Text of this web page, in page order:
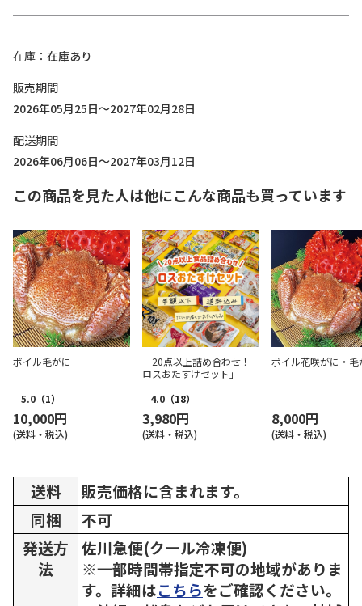
在庫
在庫あり
販売期間
2026年05月25日～2027年02月28日
配送期間
2026年06月06日～2027年03月12日
この商品を見た人は他にこんな商品も買っています
ボイル毛がに
5.0 （1）
10,000円
(送料・税込)
「20点以上詰め合わせ！
ロスおたすけセット」
4.0 （18）
3,980円
(送料・税込)
ボイル花咲がに・毛
8,000円
(送料・税込)
送料
販売価格に含まれます。
同梱
不可
発送方
法
佐川急便(クール冷凍便)
※一部時間帯指定不可の地域がありま
す。詳細はこちらをご確認ください。